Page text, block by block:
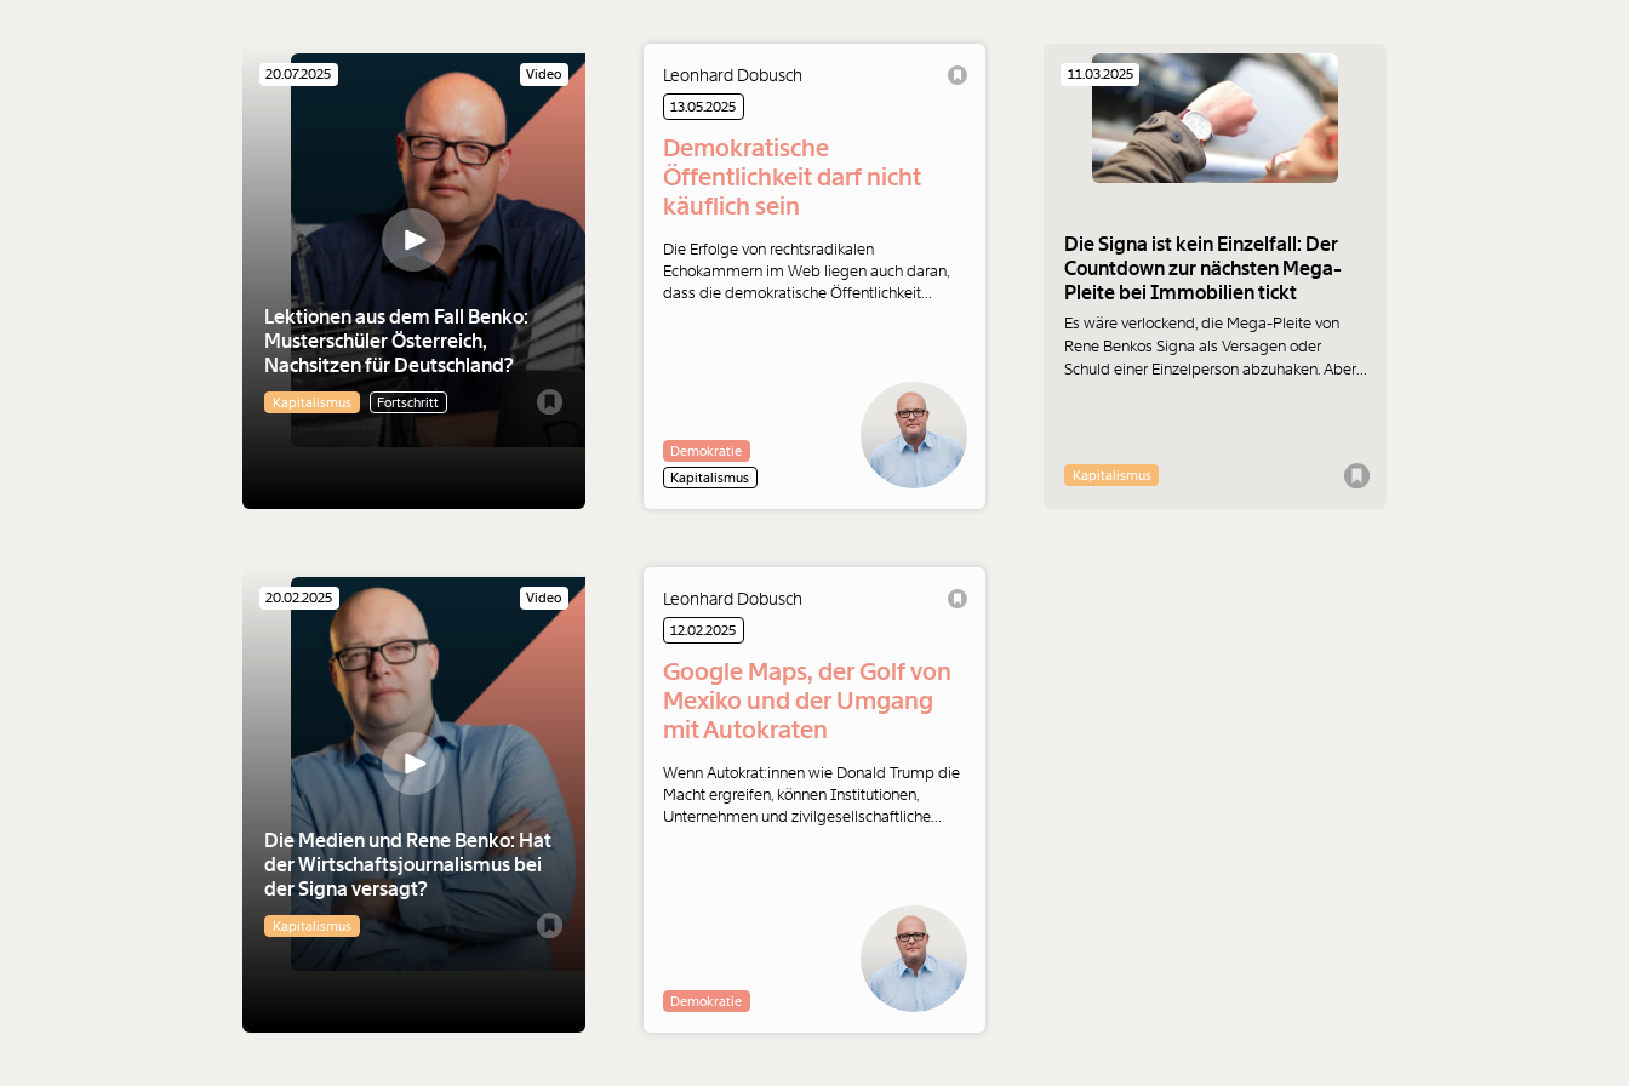
Video
20.07.2025
Lektionen aus dem Fall Benko:
Musterschüler Österreich,
Nachsitzen für Deutschland?
Kapitalismus Fortschritt
Leonhard Dobusch
13.05.2025
Demokratische
Öffentlichkeit darf nicht
käuflich sein
Die Erfolge von rechtsradikalen
Echokammern im Web liegen auch daran,
dass die demokratische Öffentlichkeit
Algorithmen. Leonhard Dobusch
Demokratie
Kapitalismus
11.03.2025
Die Signa ist kein Einzelfall: Der
Countdown zur nächsten Mega-
Pleite bei Immobilien tickt
Es wäre verlockend, die Mega-Pleite von
Rene Benkos Signa als Versagen oder
Schuld einer Einzelperson abzuhaken. Aber
tun. Leonhard Dobusch analysiert.
Kapitalismus
Video
20.02.2025
Die Medien und Rene Benko: Hat
der Wirtschaftsjournalismus bei
der Signa versagt?
Kapitalismus
Leonhard Dobusch
12.02.2025
Google Maps, der Golf von
Mexiko und der Umgang
mit Autokraten
Wenn Autokrat:innen wie Donald Trump die
Macht ergreifen, können Institutionen,
Unternehmen und zivilgesellschaftliche
gemeinnützige Wikipedia besser. Ein
Kommentar von Leonhard Dobusch.
Demokratie